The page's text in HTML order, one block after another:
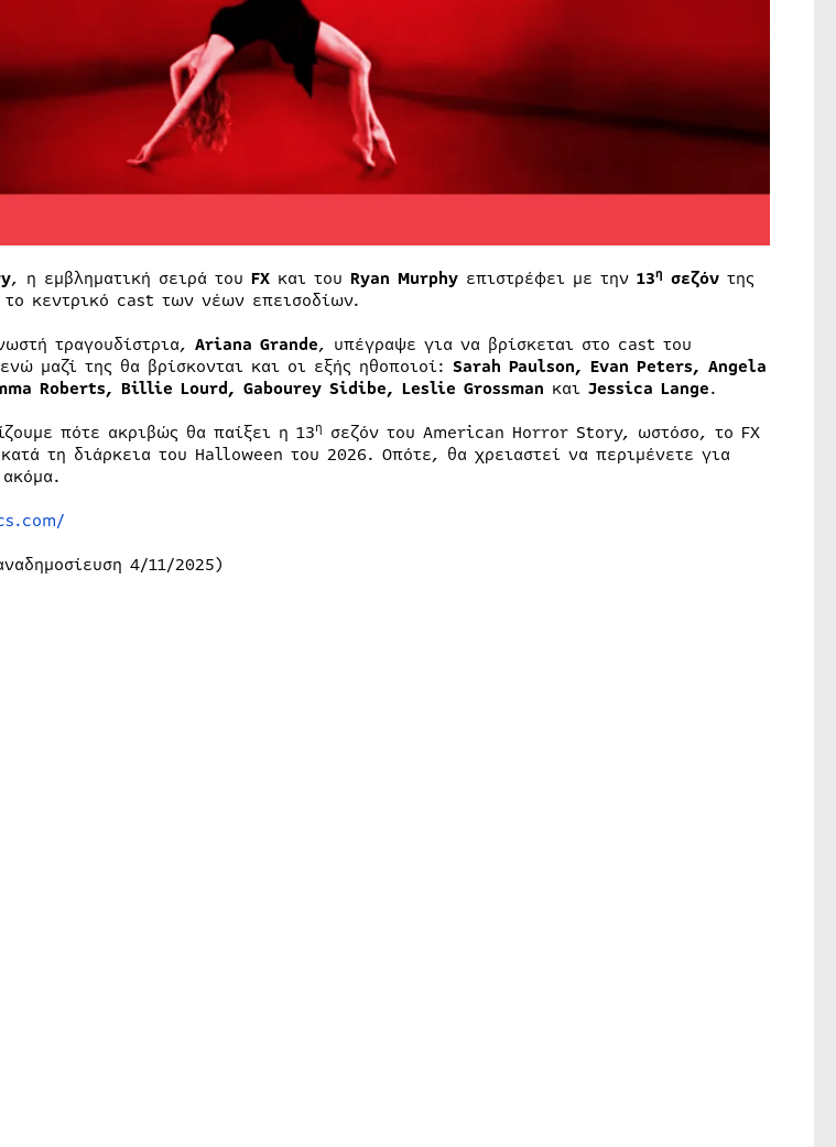
, η εμβληματική σειρά του FXκαι του Ryan Murphyεπιστρέφει με την13η σεζόντης
το κεντρικό cast των νέων επεισοδίων.
τραγουδίστρια, Ariana Grande, υπέγραψε για να βρίσκεται στο cast του
μαζί της θα βρίσκονται και οι εξής ηθοποιοί: Sarah Paulson, Evan Peters, Angela
Roberts, Billie Lourd, Gabourey Sidibe, Leslie Grossman και Jessica Lange.
πότε ακριβώς θα παίξει η 13η σεζόν του American Horror Story, ωστόσο, το FX
τη διάρκεια του Halloween του 2026. Οπότε, θα χρειαστεί να περιμένετε για
4/11/2025)